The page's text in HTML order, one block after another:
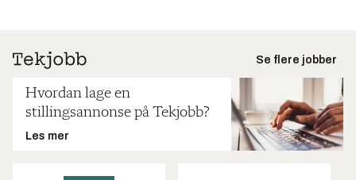
Se flere jobber
Hvordan lage en
stillingsannonse på Tekjobb?
Les mer